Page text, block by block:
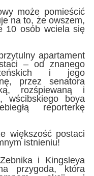
może pomieścić
na to, że owszem,
10 osób wciela się
apartament
– od znanego
i jego
przez senatora
rozśpiewaną i
wścibskiego boya
reporterkę
większość postaci
istnieniu!
i Kingsleya
przygoda, która